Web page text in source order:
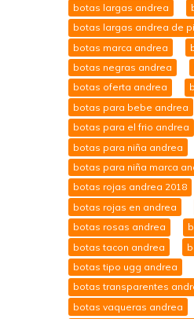
botas largas andrea
botas largas andrea de
botas marca andrea
botas negras andrea
botas oferta andrea
botas para bebe andrea
botas para el frio andrea
botas para niña andrea
botas para niña marca
botas rojas andrea 2018
botas rojas en andrea
botas rosas andrea
botas tacon andrea
botas tipo ugg andrea
botas transparentes
botas vaqueras andrea